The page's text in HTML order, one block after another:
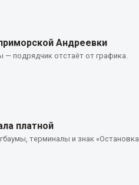
Андреевки
подрядчик отстаёт от графика.
платной
терминалы и знак «Остановка